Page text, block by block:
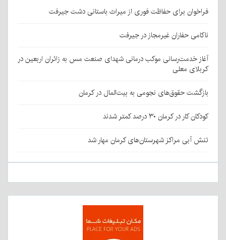
فراخوان برای حفاظت فوری از میراث باستانی دشت جیرفت
ناکامی حفاران غیرمجاز در جیرفت
آغاز خدمت‌رسانی موکب درمانی شهدای صنعت مس به زائران اربعین در
کربلای معلی
بازگشت حقوق‌های نجومی به بیت‌المال در کرمان
کودکان کار در کرمان ۳۰ درصد کمتر شدند
تنش آبی مراکز شهرستان‌های کرمان مهار شد